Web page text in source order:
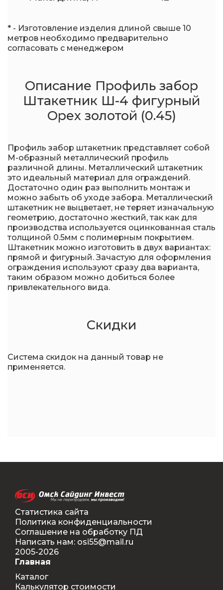
* - Изготовление изделия длиной свыше 10
метров необходимо предварительно
согласовать с менеджером
Описание Профиль забор
Штакетник Ш-4 фигурный
Орех золотой (0.45)
Профиль забор штакетник представляет собой
М-образный металлический профиль
различной длины. Металлический штакетник
это идеальный материал для ограждений.
Достаточно один раз выполнить монтаж и
можно забыть об уходе забора. Металлический
штакетник не выцветает, не теряет изначальную
геометрию, достаточно жесткий, так как для
производства используется оцинкованная сталь
толщиной 0.5мм с полимерным покрытием.
Штакетник можно изготовить в двух вариантах:
прямой и фигурный. Зачастую для оформления
ограждения используют сразу два варианта,
таким образом можно добиться более
привлекательного вида.
Скидки
Система скидок на данный товар не
применяется.
Статистика сайта
Политика конфиденциальности
Соглашение на обработку ПД
Написать нам: osi55@mail.ru
2005-2026
Главная
Каталог
Калькулятор стоимости